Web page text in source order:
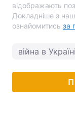
відображають
Докладніше з
ознайомитись за
війна в Україні